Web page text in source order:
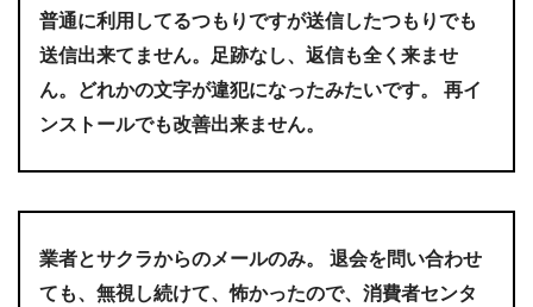
普通に利用してるつもりですが送信したつもりでも
送信出来てません。足跡なし、返信も全く来ませ
ん。どれかの文字が違犯になったみたいです。 再イ
ンストールでも改善出来ません。
業者とサクラからのメールのみ。 退会を問い合わせ
ても、無視し続けて、怖かったので、消費者センタ